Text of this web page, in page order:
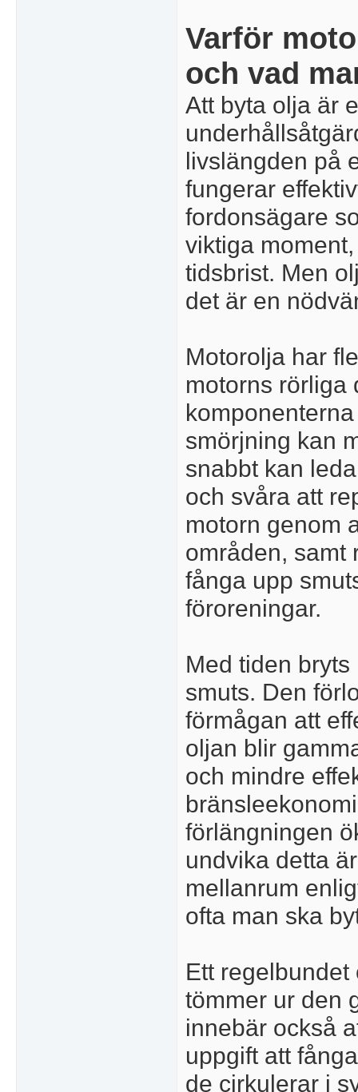
Varför
och vad
Att byta olja är
livslängden på
fungerar
fordonsägare
viktiga
tidsbrist. Men
det är en
Motorolja har
motorns rörliga
smörjning kan
snabbt kan
och svåra att
motorn genom
områden, samt
fånga upp
föroreningar.
Med tiden
smuts. Den
förmågan att
oljan blir
och mindre
förlängningen
undvika detta
mellanrum
ofta man ska
Ett
tömmer ur den
innebär också
uppgift att
de cirkulerar i